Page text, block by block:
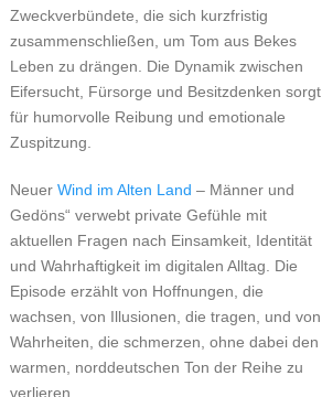
Zweckverbündete, die sich kurzfristig
zusammenschließen, um Tom aus Bekes
Leben zu drängen. Die Dynamik zwischen
Eifersucht, Fürsorge und Besitzdenken sorgt
für humorvolle Reibung und emotionale
Zuspitzung.
Neuer Wind im Alten Land – Männer und
Gedöns“ verwebt private Gefühle mit
aktuellen Fragen nach Einsamkeit, Identität
und Wahrhaftigkeit im digitalen Alltag. Die
Episode erzählt von Hoffnungen, die
wachsen, von Illusionen, die tragen, und von
Wahrheiten, die schmerzen, ohne dabei den
warmen, norddeutschen Ton der Reihe zu
verlieren.